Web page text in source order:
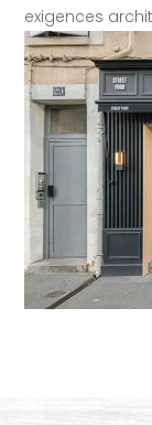
exigences